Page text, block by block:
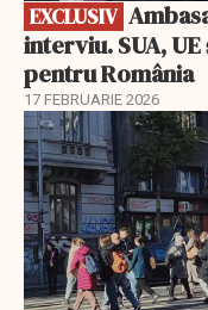
EXCLUSIV
interviu. SUA,
pentru România
17 FEBRUARIE 2026